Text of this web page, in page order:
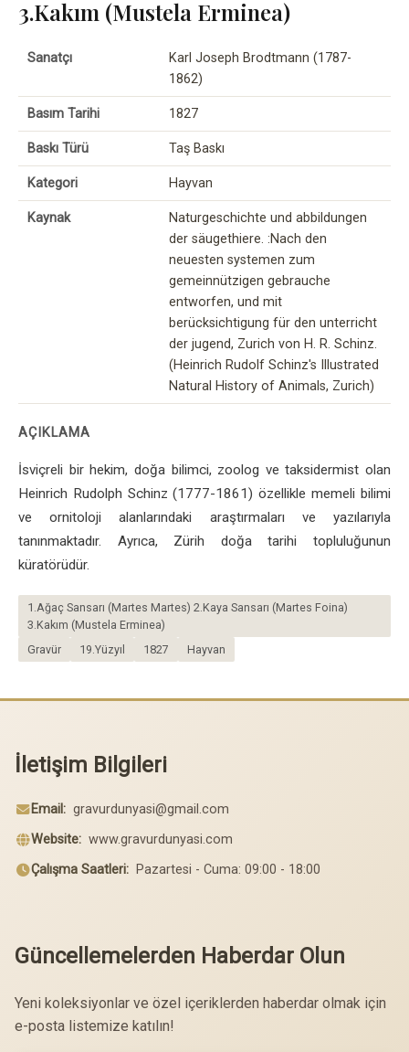
3.Kakım (Mustela Erminea)
Sanatçı
Karl Joseph Brodtmann (1787-
1862)
Basım Tarihi 1827
Baskı Türü Taş Baskı
Kategori Hayvan
Kaynak
Naturgeschichte und abbildungen
der säugethiere. :Nach den
neuesten systemen zum
gemeinnützigen gebrauche
entworfen, und mit
berücksichtigung für den unterricht
der jugend, Zurich von H. R. Schinz.
(Heinrich Rudolf Schinz's Illustrated
Natural History of Animals, Zurich)
AÇIKLAMA
İsviçreli bir hekim, doğa bilimci, zoolog ve taksidermist olan
Heinrich Rudolph Schinz (1777-1861) özellikle memeli bilimi
ve ornitoloji alanlarındaki araştırmaları ve yazılarıyla
tanınmaktadır. Ayrıca, Zürih doğa tarihi topluluğunun
küratörüdür.
1.Ağaç Sansarı (Martes Martes) 2.Kaya Sansarı (Martes Foina)
3.Kakım (Mustela Erminea)
Gravür
19.Yüzyıl 1827 Hayvan
İletişim Bilgileri
Email: gravurdunyasi@gmail.com
Website: www.gravurdunyasi.com
Çalışma Saatleri: Pazartesi - Cuma: 09:00 - 18:00
Güncellemelerden Haberdar Olun
Yeni koleksiyonlar ve özel içeriklerden haberdar olmak için
e-posta listemize katılın!